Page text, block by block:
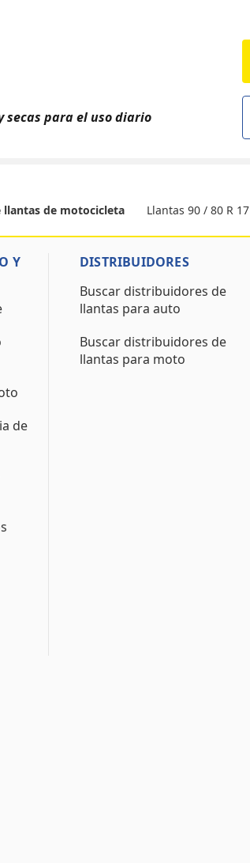
secas para el uso diario
llantas de motocicleta Llantas 90 / 80 R 17
Y
de
DISTRIBUIDORES
Buscar distribuidores de
llantas para auto
Buscar distribuidores de
llantas para moto